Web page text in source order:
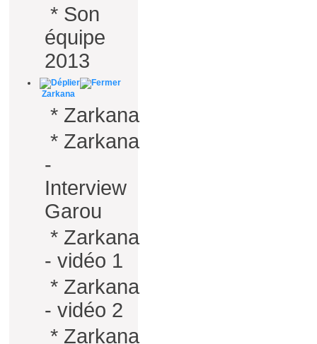
* Son
équipe
2013
Zarkana
* Zarkana
* Zarkana
-
Interview
Garou
* Zarkana
- vidéo 1
* Zarkana
- vidéo 2
* Zarkana